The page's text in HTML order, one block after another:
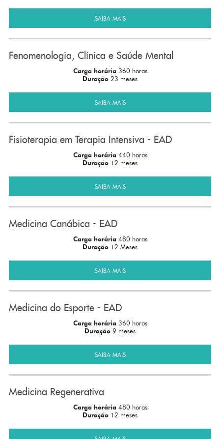
SAIBA MAIS
Fenomenologia, Clínica e Saúde Mental
Carga horária 360 horas
Duração 23 meses
SAIBA MAIS
Fisioterapia em Terapia Intensiva - EAD
Carga horária 440 horas
Duração 12 meses
SAIBA MAIS
Medicina Canábica - EAD
Carga horária 480 horas
Duração 12 Meses
SAIBA MAIS
Medicina do Esporte - EAD
Carga horária 360 horas
Duração 9 meses
SAIBA MAIS
Medicina Regenerativa
Carga horária 480 horas
Duração 12 meses